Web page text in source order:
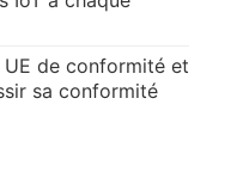
de conformité et
sa conformité